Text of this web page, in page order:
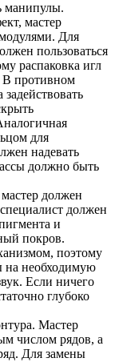
манипулы.
мастер
Для
пользоваться
распаковка игл
В противном
для
надевать
должно быть
должен
должен
и
покров.
поэтому
на необходимую
Если ничего
глубоко
Мастер
числом рядов, а
Для замены